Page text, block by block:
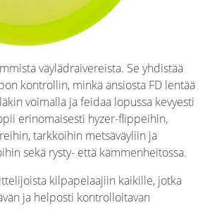
väylädraivereista. Se yhdistää
kontrollin, minkä ansiosta FD lentää
voimalla ja feidaa lopussa kevyesti
erinomaisesti hyzer-flippeihin,
tarkkoihin metsäväyliin ja
sekä rysty- että kämmenheitossa.
kilpapelaajiin kaikille, jotka
ja helposti kontrolloitavan